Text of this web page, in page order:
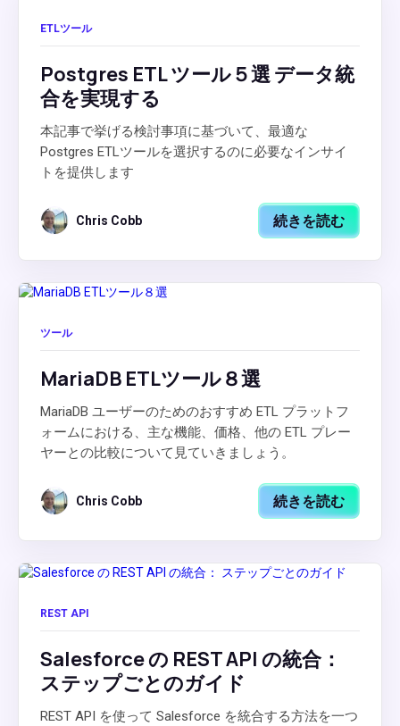
ETLツール
Postgres ETL ツール５選 データ統
合を実現する
本記事で挙げる検討事項に基づいて、最適な
Postgres ETLツールを選択するのに必要なインサイ
トを提供します
Chris Cobb 続きを読む
ツール
MariaDB ETLツール８選
MariaDB ユーザーのためのおすすめ ETL プラットフ
ォームにおける、主な機能、価格、他の ETL プレー
ヤーとの比較について見ていきましょう。
Chris Cobb 続きを読む
REST API
Salesforce の REST API の統合：
ステップごとのガイド
REST API を使って Salesforce を統合する方法を一つ